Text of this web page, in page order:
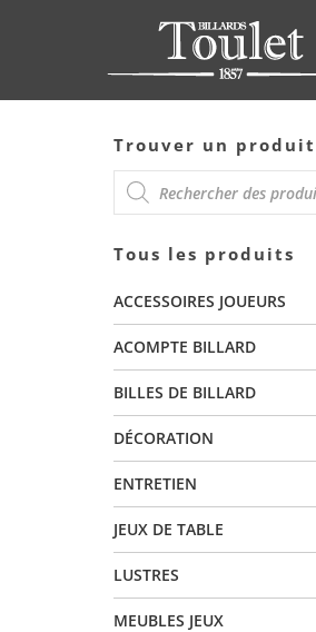
Trouver un produit
RECHERCHE
DE
PRODUITS
Tous les produits
ACCESSOIRES JOUEURS
ACOMPTE BILLARD
BILLES DE BILLARD
DÉCORATION
ENTRETIEN
JEUX DE TABLE
LUSTRES
MEUBLES JEUX